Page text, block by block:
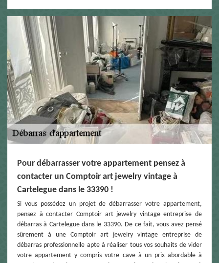
Pour débarrasser votre appartement pensez à
contacter un Comptoir art jewelry vintage à
Cartelegue dans le 33390 !
Si vous possédez un projet de débarrasser votre appartement,
pensez à contacter Comptoir art jewelry vintage entreprise de
débarras à Cartelegue dans le 33390. De ce fait, vous avez pensé
sûrement à une Comptoir art jewelry vintage entreprise de
débarras professionnelle apte à réaliser tous vos souhaits de vider
votre appartement y compris votre cave à un prix abordable à